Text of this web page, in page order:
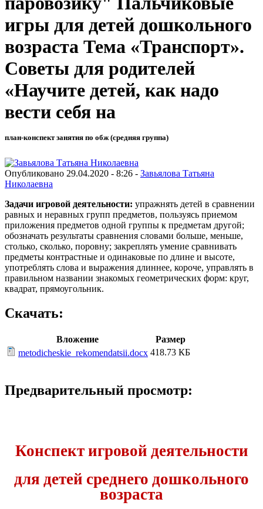
игры для детей дошкольного
возраста Тема «Транспорт».
Советы для родителей
«Научите детей, как надо
вести себя на
план-конспект занятия по обж (средняя группа)
Опубликовано 29.04.2020 - 8:26 - Завьялова Татьяна
Николаевна
Задачи игровой деятельности: упражнять детей в сравнении
равных и неравных групп предметов, пользуясь приемом
приложения предметов одной группы к предметам другой;
обозначать результаты сравнения словами больше, меньше,
столько, сколько, поровну; закреплять умение сравнивать
предметы контрастные и одинаковые по длине и высоте,
употреблять слова и выражения длиннее, короче, управлять в
правильном названии знакомых геометрических форм: круг,
квадрат, прямоугольник.
Скачать:
Вложение
Размер
metodicheskie_rekomendatsii.docx 418.73 КБ
Предварительный просмотр:
Конспект игровой деятельности
для детей среднего дошкольного
возраста